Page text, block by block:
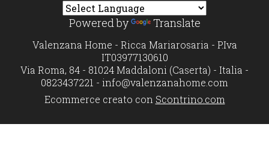
Powered by Translate
Valenzana Home - Ricca Mariarosaria - P.Iva
IT03977130610
Via Roma, 84 - 81024 Maddaloni (Caserta) - Italia -
0823437221 - info@valenzanahome.com
Ecommerce creato con Scontrino.com